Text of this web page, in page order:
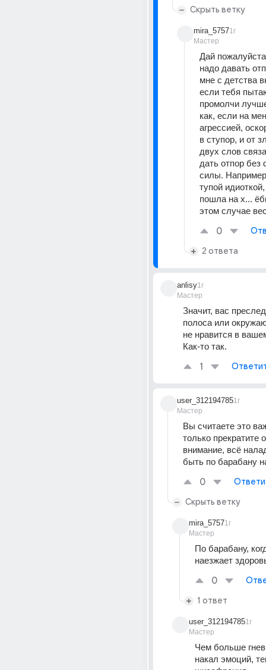
Скрыть ветку
mira_5757
Мастер
1г
Дай пожалуйста
надо давать
мне с детства
если тебя
промолчи
как, если на
агрессией,
в ступор, и от
двух слов
дать отпор без
силы.
тупой
пошла на х...
этом случае
0
2 ответа
anlisy
Мастер
1г
Значит, вас
полоса или
не нравится в
Как-то так.
1
user_312194785
Мастер
1г
Вы считаете это
только прекратите
внимание, всё
быть по барабану
0
Скрыть ветку
mira_5757
Мастер
1г
По барабану,
наезжает
0
1 ответ
user_312194785
Мастер
1г
Чем больше
накал эмоций,